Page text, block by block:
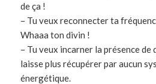
de ça !
– Tu veux reconnecter ta
Whaaa ton divin !
– Tu veux incarner la présence de
laisse plus récupérer par aucun
énergétique.